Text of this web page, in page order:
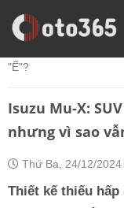
Trang Chủ
Thị
"ế"?
Isuzu Mu-X:
nhưng vì sao
Thứ Ba, 24/12/
Thiết kế thiếu